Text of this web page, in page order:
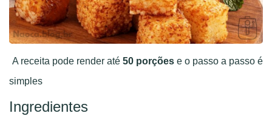
A receita pode render até 50 porções e o passo a passo é
simples
Ingredientes